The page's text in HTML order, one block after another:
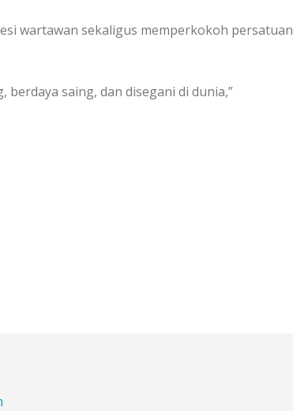
wartawan sekaligus memperkokoh persatuan
saing, dan disegani di dunia,”